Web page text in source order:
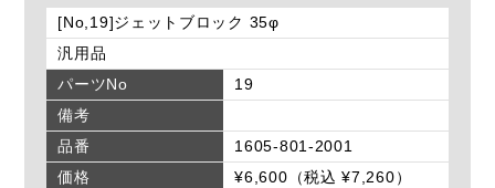
[No,19]ジェットブロック 35φ
汎用品
パーツNo
19
備考
品番
1605-801-2001
価格
¥6,600（税込 ¥7,260）